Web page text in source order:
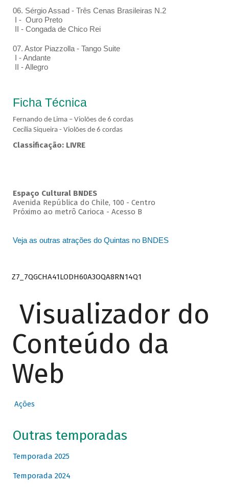
06. Sérgio Assad - Três Cenas Brasileiras N.2
I - Ouro Preto
II - Congada de Chico Rei
07. Astor Piazzolla - Tango Suite
I - Andante
II - Allegro
Ficha Técnica
Fernando de Lima – Violões de 6 cordas
Cecília Siqueira - Violões de 6 cordas
Classificação: LIVRE
Espaço Cultural BNDES
Avenida República do Chile, 100 - Centro
Próximo ao metrô Carioca - Acesso B
Veja as outras atrações do Quintas no BNDES
Z7_7QGCHA41LODH60A3OQA8RN14Q1
Visualizador do
Conteúdo da
Web
Ações
Outras temporadas
Temporada 2025
Temporada 2024